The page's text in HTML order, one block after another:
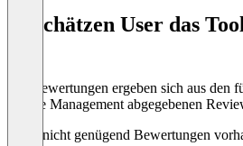
So schätzen User das
Die Bewertungen ergeben sich aus
People Management abgegebenen
Noch nicht genügend Bewertungen